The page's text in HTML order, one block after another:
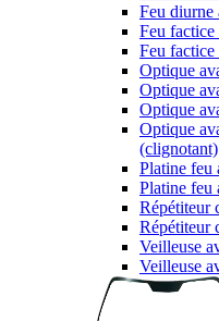
Feu diurne
Feu
Feu factice
Optique
Optique
Optique
Optique
(clignotant)
Platine feu
Platine feu
Répétiteur
Répétiteur
Veilleuse
Veilleuse